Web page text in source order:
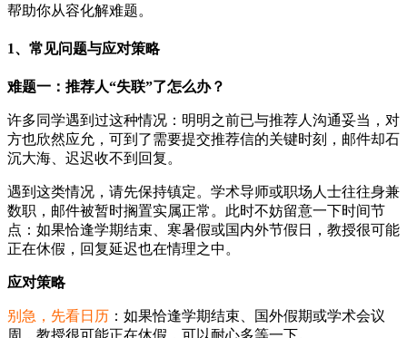
帮助你从容化解难题。
1、常见问题与应对策略
难题一：推荐人“失联”了怎么办？
许多同学遇到过这种情况：明明之前已与推荐人沟通妥当，对
方也欣然应允，可到了需要提交推荐信的关键时刻，邮件却石
沉大海、迟迟收不到回复。
遇到这类情况，请先保持镇定。学术导师或职场人士往往身兼
数职，邮件被暂时搁置实属正常。此时不妨留意一下时间节
点：如果恰逢学期结束、寒暑假或国内外节假日，教授很可能
正在休假，回复延迟也在情理之中。
应对策略
别急，先看日历 ：如果恰逢学期结束、国外假期或学术会议